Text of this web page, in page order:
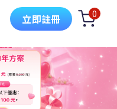
立即註冊 0